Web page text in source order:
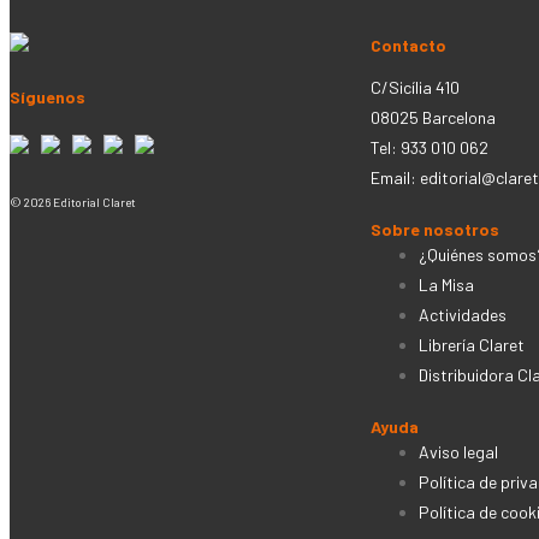
Síguenos
© 2026 Editorial Claret
Contacto
C/Sicília 410
08025 Barcelona
Tel: 933 010 062
Email:
Sobre nosotros
¿Quiénes
La Misa
Actividades
Librería Claret
Distribuidora
Ayuda
Aviso legal
Política de
Política de